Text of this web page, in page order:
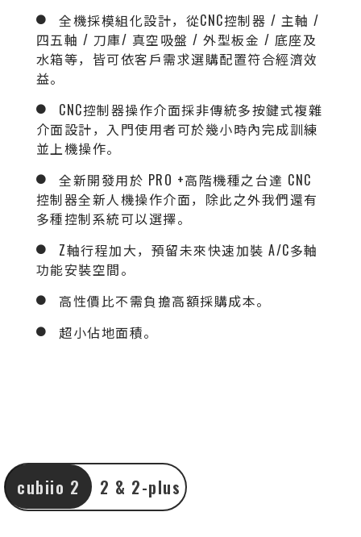
全機採模組化設計，從CNC控制器 / 主軸 /
四五軸 / 刀庫/ 真空吸盤 / 外型板金 / 底座及
水箱等，皆可依客戶需求選購配置符合經濟效
益。
CNC控制器操作介面採非傳統多按鍵式複雜
介面設計，入門使用者可於幾小時內完成訓練
並上機操作。
全新開發用於 PRO +高階機種之台達 CNC
控制器全新人機操作介面，除此之外我們還有
多種控制系統可以選擇。
Z軸行程加大，預留未來快速加裝 A/C多軸
功能安裝空間。
高性價比不需負擔高額採購成本。
超小佔地面積。
cubiio 2 2 & 2-plus